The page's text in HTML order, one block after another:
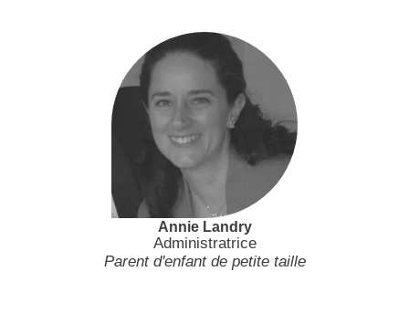
Annie Landry
Administratrice
Parent d'enfant de petite taille